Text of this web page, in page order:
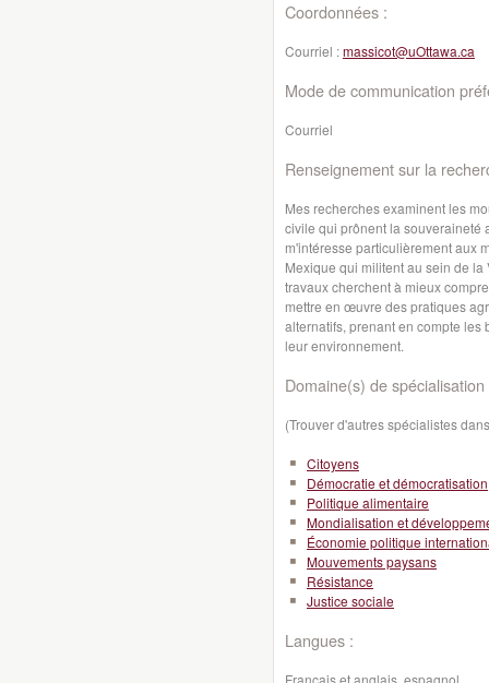
Coordonnées :
Courriel :massicot@uOttawa.ca
Mode de communication
Courriel
Renseignement sur la
Mes recherches examinent les
civile qui prônent la souveraineté
m'intéresse particulièrement aux
Mexique qui militent au sein de
travaux cherchent à mieux
mettre en œuvre des pratiques
alternatifs, prenant en compte
leur environnement.
Domaine(s) de spécialisation
(Trouver d'autres spécialistes
Citoyens
Démocratie et démocratisation
Politique alimentaire
Mondialisation et
Économie politique
Mouvements paysans
Résistance
Justice sociale
Langues :
Français et anglais, espagnol